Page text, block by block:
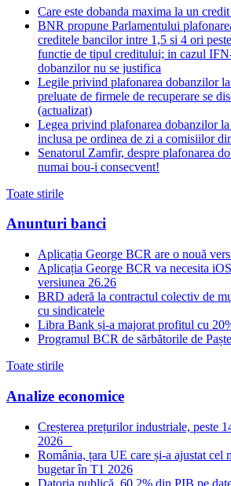
Care este dobanda maxima la un
BNR propune Parlamentului
creditele bancilor intre 1,5 si 4 ori
functie de tipul creditului; in cazul
dobanzilor nu se justifica
Legile privind plafonarea dobanzilor
preluate de firmele de recuperare se
(actualizat)
Legea privind plafonarea dobanzilor
inclusa pe ordinea de zi a comisiilor
Senatorul Zamfir, despre plafonarea
numai bou-i consecvent!
Toate stirile
Anunturi banci
Aplicația George BCR are o nouă
Aplicația George BCR va necesita
versiunea 26.26
BRD aderă la contractul colectiv de
cu sindicatele
Libra Bank și-a majorat profitul cu
Programul BCR de sărbătorile de Paște
Toate stirile
Analize economice
Creșterea prețurilor industriale, peste
2026
România, țara UE care și-a ajustat cel
bugetar în T1 2026
Datoria publică, 60,2% din PIB pe